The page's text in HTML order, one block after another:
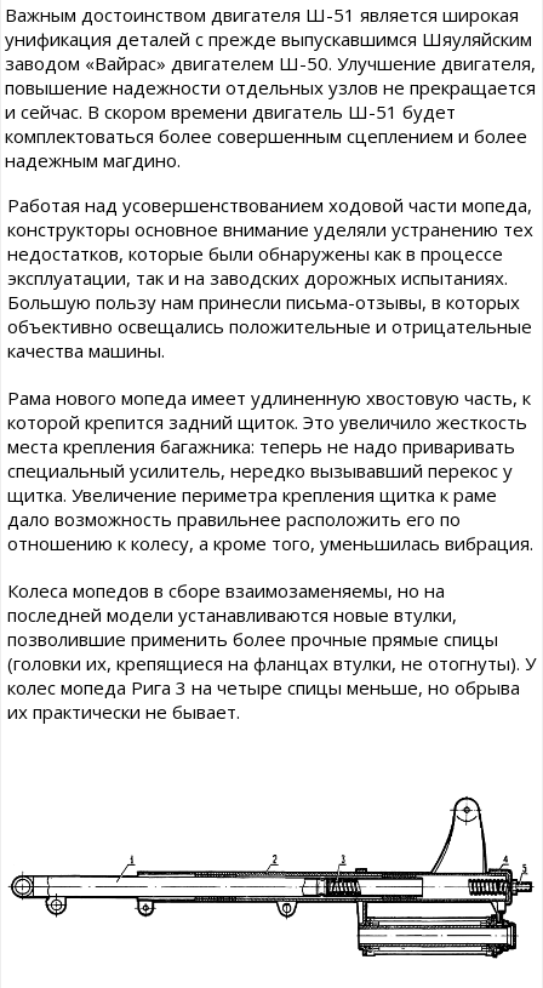
Важным достоинством двигателя Ш-51 является широкая
унификация деталей с прежде выпускавшимся Шяуляйским
заводом «Вайрас» двигателем Ш-50. Улучшение двигателя,
повышение надежности отдельных узлов не прекращается
и сейчас. В скором времени двигатель Ш-51 будет
комплектоваться более совершенным сцеплением и более
надежным магдино.
Работая над усовершенствованием ходовой части мопеда,
конструкторы основное внимание уделяли устранению тех
недостатков, которые были обнаружены как в процессе
эксплуатации, так и на заводских дорожных испытаниях.
Большую пользу нам принесли письма-отзывы, в которых
объективно освещались положительные и отрицательные
качества машины.
Рама нового мопеда имеет удлиненную хвостовую часть, к
которой крепится задний щиток. Это увеличило жесткость
места крепления багажника: теперь не надо приваривать
специальный усилитель, нередко вызывавший перекос у
щитка. Увеличение периметра крепления щитка к раме
дало возможность правильнее расположить его по
отношению к колесу, а кроме того, уменьшилась вибрация.
Колеса мопедов в сборе взаимозаменяемы, но на
последней модели устанавливаются новые втулки,
позволившие применить более прочные прямые спицы
(головки их, крепящиеся на фланцах втулки, не отогнуты). У
колес мопеда Рига 3 на четыре спицы меньше, но обрыва
их практически не бывает.